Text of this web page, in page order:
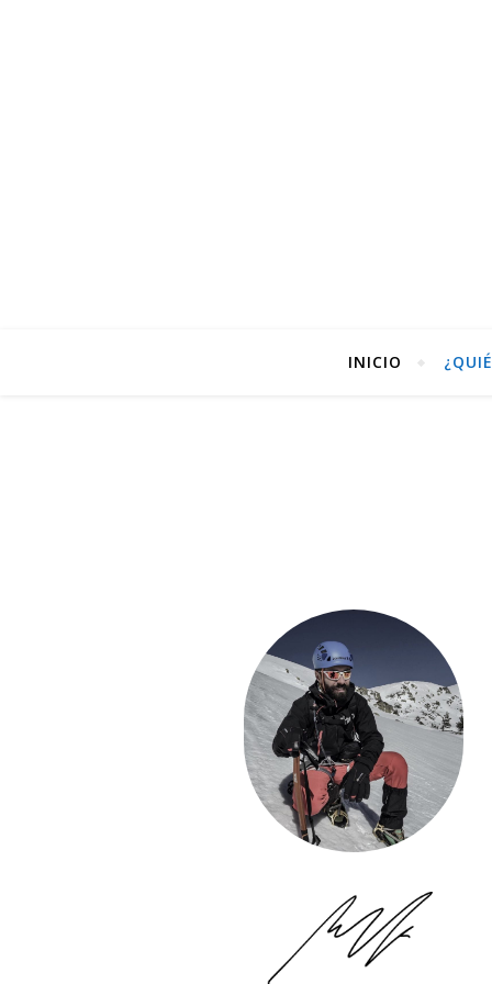
INICIO